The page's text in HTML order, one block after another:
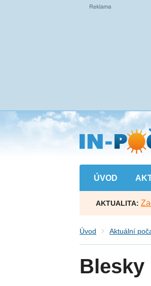
Přejít
na
hlavní
obsah
ÚVOD
AKTUALITA:
Úvod Aktuální
Blesky